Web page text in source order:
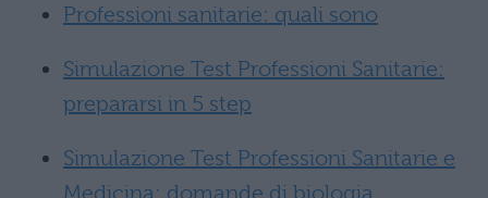
Professioni sanitarie: quali sono
Simulazione Test Professioni Sanitarie:
prepararsi in 5 step
Simulazione Test Professioni Sanitarie e
Medicina: domande di biologia